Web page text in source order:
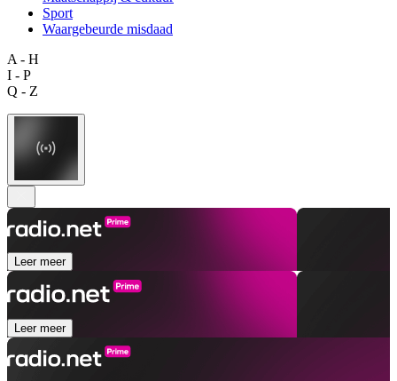
Sport
Waargebeurde misdaad
A - H
I - P
Q - Z
Leer meer
Leer meer